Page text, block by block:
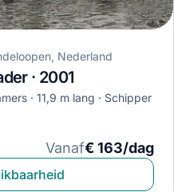
Nederland
· 2001
11,9 m lang
Schipper
Vanaf€ 163/dag